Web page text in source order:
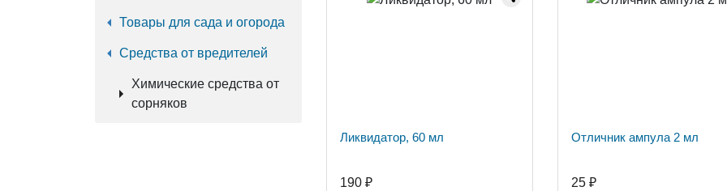
Товары для сада и огорода
Средства от вредителей
Химические средства от
сорняков
Ликвидатор, 60 мл
190 ₽
Отличник ампула 2 мл
25 ₽